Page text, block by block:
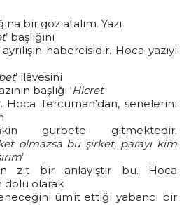
bir göz atalım. Yazı
’ başlığını
habercisidir. Hoca yazıyı
’ ilâvesini
başlığı ‘Hicret
Hoca Tercüman’dan, senelerini
gurbete gitmektedir.
olmazsa bu şirket, parayı kim
’
zıt bir anlayıştır bu. Hoca
dolu olarak
ümit ettiği yabancı bir